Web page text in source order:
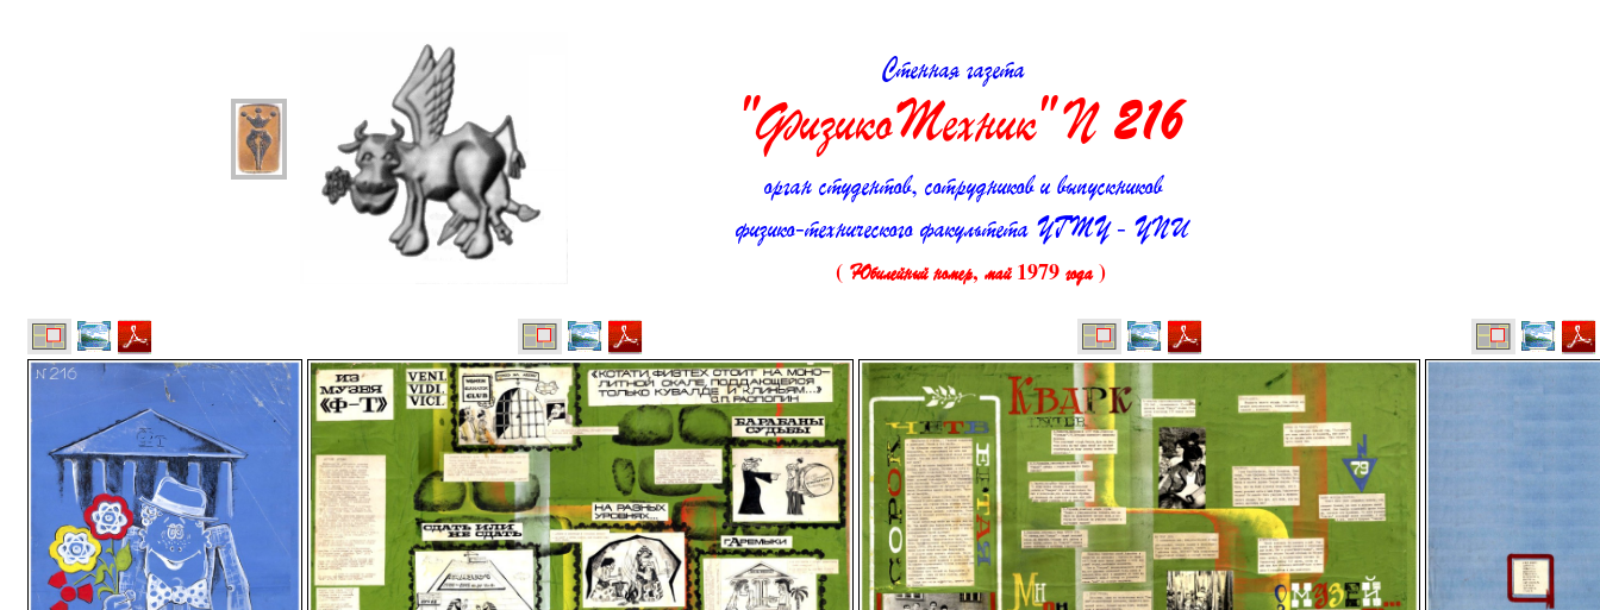
Стенная газета
"ФизикоТехник" N 216
орган студентов, сотрудников и выпускников
физико-технического факультета УГТУ - УПИ
( Юбилейный номер, май 1979 года )